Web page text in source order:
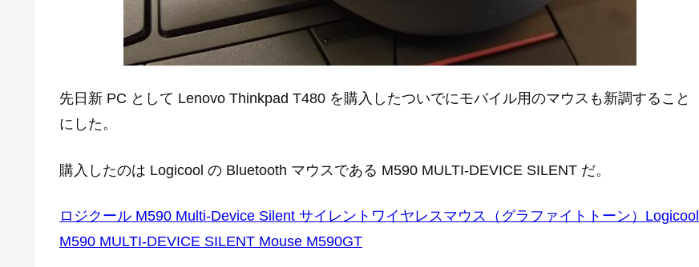
先日新 PC として Lenovo Thinkpad T480 を購入したついでにモバイル用のマウスも新調すること
にした。
購入したのは Logicool の Bluetooth マウスである M590 MULTI-DEVICE SILENT だ。
ロジクール M590 Multi-Device Silent サイレントワイヤレスマウス（グラファイトトーン）Logicool
M590 MULTI-DEVICE SILENT Mouse M590GT